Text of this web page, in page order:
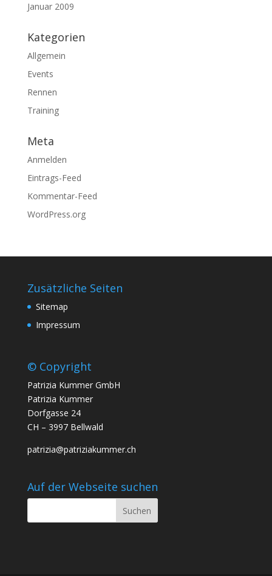
Januar 2009
Kategorien
Allgemein
Events
Rennen
Training
Meta
Anmelden
Eintrags-Feed
Kommentar-Feed
WordPress.org
Zusätzliche Seiten
Sitemap
Impressum
© Copyright
Patrizia Kummer GmbH
Patrizia Kummer
Dorfgasse 24
CH – 3997 Bellwald
patrizia@patriziakummer.ch
Auf der Webseite suchen